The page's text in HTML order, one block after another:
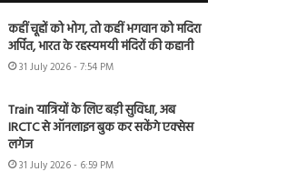
कहीं चूहों को भोग, तो कहीं भगवान को मदिरा
अर्पित, भारत के रहस्यमयी मंदिरों की कहानी
31 July 2026 - 7:54 PM
Train यात्रियों के लिए बड़ी सुविधा, अब
IRCTC से ऑनलाइन बुक कर सकेंगे एक्सेस
लगेज
31 July 2026 - 6:59 PM